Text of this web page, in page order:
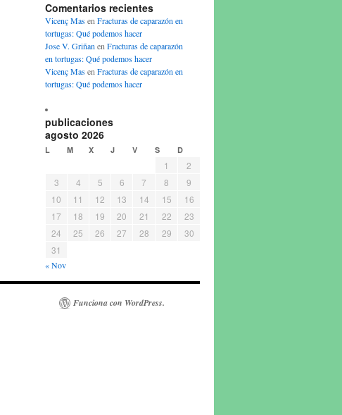
Comentarios recientes
Vicenç MasenFracturas de caparazón en
tortugas: Qué podemos hacer
Jose V. GriñanenFracturas de caparazón
en tortugas: Qué podemos hacer
Vicenç MasenFracturas de caparazón en
tortugas: Qué podemos hacer
publicaciones
agosto 2026
L M X J V S D
1
2
3
4 5 6 7 8
9
10
11 12 13 14 15
16
17
18 19 20 21 22
23
24
25 26 27 28 29
30
31
« Nov
Funciona con WordPress.